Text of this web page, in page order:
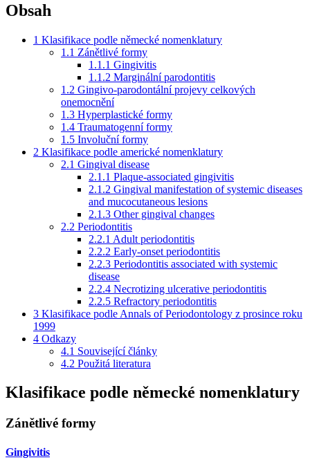
Obsah
1 Klasifikace podle německé nomenklatury
1.1 Zánětlivé formy
1.1.1 Gingivitis
1.1.2 Marginální parodontitis
1.2 Gingivo-parodontální projevy celkových
onemocnění
1.3 Hyperplastické formy
1.4 Traumatogenní formy
1.5 Involuční formy
2 Klasifikace podle americké nomenklatury
2.1 Gingival disease
2.1.1 Plaque-associated gingivitis
2.1.2 Gingival manifestation of systemic diseases
and mucocutaneous lesions
2.1.3 Other gingival changes
2.2 Periodontitis
2.2.1 Adult periodontitis
2.2.2 Early-onset periodontitis
2.2.3 Periodontitis associated with systemic
disease
2.2.4 Necrotizing ulcerative periodontitis
2.2.5 Refractory periodontitis
3 Klasifikace podle Annals of Periodontology z prosince roku
1999
4 Odkazy
4.1 Související články
4.2 Použitá literatura
Klasifikace podle německé nomenklatury
Zánětlivé formy
Gingivitis